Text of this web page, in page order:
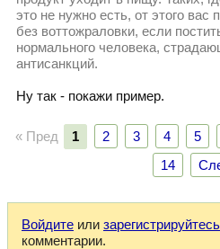
это не нужно есть, от этого вас
без воттожраловки, если
нормального человека,
антисанкций.
Ну так - покажи пример.
« Пред 1 2 3 4 5
14
Войдите или зарегистрируйтесь
комментарии.